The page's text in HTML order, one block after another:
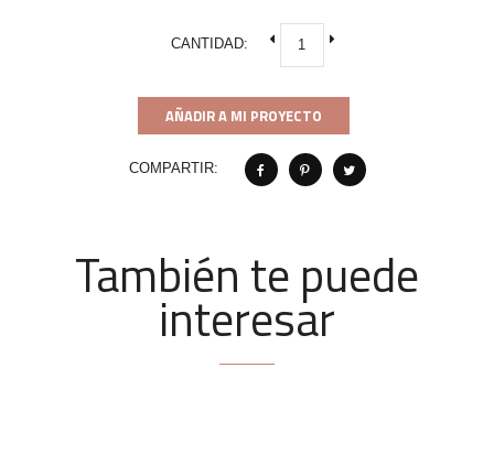
CANTIDAD:
AÑADIR A MI PROYECTO
COMPARTIR:
También te puede
interesar